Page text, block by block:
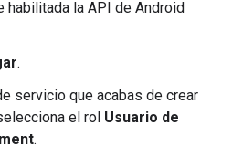
habilitada la API de Android
.
servicio que acabas de crear
el rol Usuario de
.